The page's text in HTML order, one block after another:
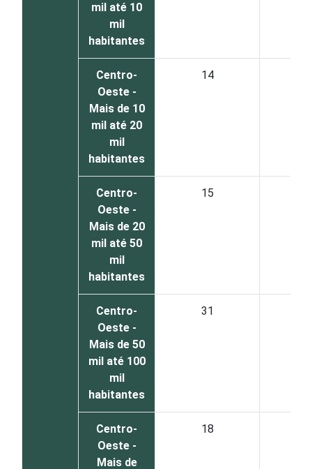
mil até 10
mil
habitantes
Centro-
Oeste -
Mais de 10
mil até 20
mil
habitantes
14
Centro-
Oeste -
Mais de 20
mil até 50
mil
habitantes
15
Centro-
Oeste -
Mais de 50
mil até 100
mil
habitantes
31
Centro-
Oeste -
Mais de
18